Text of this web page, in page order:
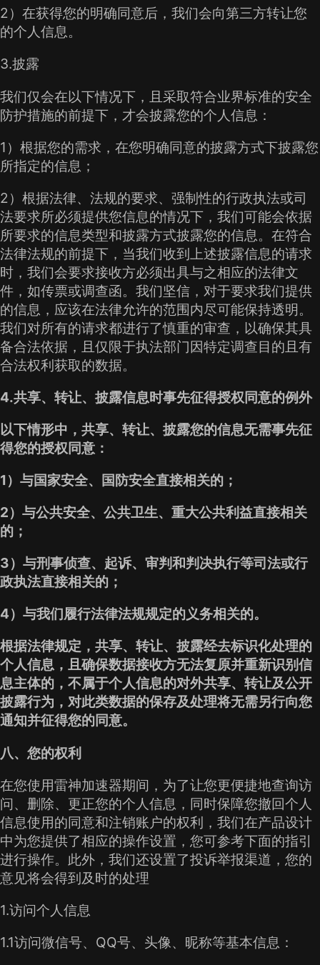
2）在获得您的明确同意后，我们会向第三方转让您
的个人信息。
3.披露
我们仅会在以下情况下，且采取符合业界标准的安全
防护措施的前提下，才会披露您的个人信息：
1）根据您的需求，在您明确同意的披露方式下披露您
所指定的信息；
2）根据法律、法规的要求、强制性的行政执法或司
法要求所必须提供您信息的情况下，我们可能会依据
所要求的信息类型和披露方式披露您的信息。在符合
法律法规的前提下，当我们收到上述披露信息的请求
时，我们会要求接收方必须出具与之相应的法律文
件，如传票或调查函。我们坚信，对于要求我们提供
的信息，应该在法律允许的范围内尽可能保持透明。
我们对所有的请求都进行了慎重的审查，以确保其具
备合法依据，且仅限于执法部门因特定调查目的且有
合法权利获取的数据。
4.共享、转让、披露信息时事先征得授权同意的例外
以下情形中，共享、转让、披露您的信息无需事先征
得您的授权同意：
1）与国家安全、国防安全直接相关的；
2）与公共安全、公共卫生、重大公共利益直接相关
的；
3）与刑事侦查、起诉、审判和判决执行等司法或行
政执法直接相关的；
4）与我们履行法律法规规定的义务相关的。
根据法律规定，共享、转让、披露经去标识化处理的
个人信息，且确保数据接收方无法复原并重新识别信
息主体的，不属于个人信息的对外共享、转让及公开
披露行为，对此类数据的保存及处理将无需另行向您
通知并征得您的同意。
八、您的权利
在您使用雷神加速器期间，为了让您更便捷地查询访
问、删除、更正您的个人信息，同时保障您撤回个人
信息使用的同意和注销账户的权利，我们在产品设计
中为您提供了相应的操作设置，您可参考下面的指引
进行操作。此外，我们还设置了投诉举报渠道，您的
意见将会得到及时的处理
1.访问个人信息
1.1访问微信号、QQ号、头像、昵称等基本信息：